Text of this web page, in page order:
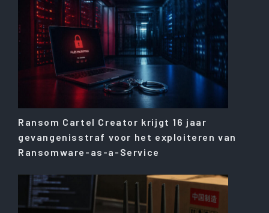
Ransom Cartel Creator krijgt 16 jaar
gevangenisstraf voor het exploiteren van
Ransomware-as-a-Service